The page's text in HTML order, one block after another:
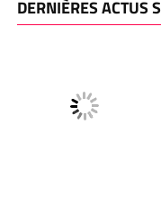
DERNIÈRES ACTUS